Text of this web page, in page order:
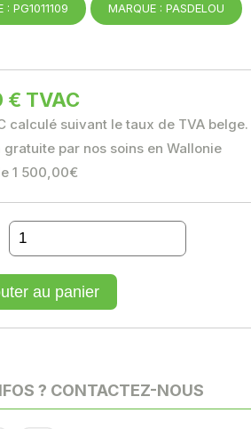
: PG1011109 MARQUE : PASDELOU
€ TVAC
calculé suivant le taux de TVA belge.
gratuite par nos soins en Wallonie
1 500,00€
? CONTACTEZ-NOUS